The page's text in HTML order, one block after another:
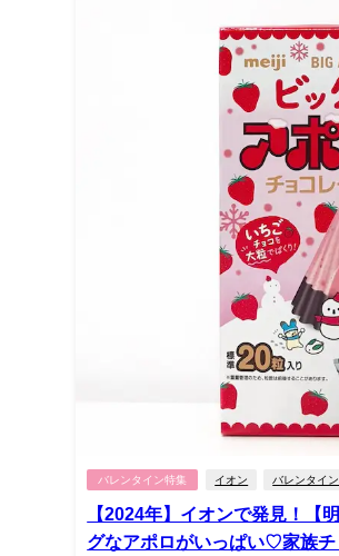
バレンタイン特集 イオン バレンタイ
【2024年】イオンで発見！【
グなアポロがいっぱい♡家族